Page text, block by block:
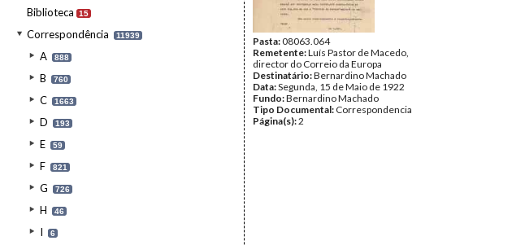
Biblioteca 15
Correspondência 11939
A 888
B 760
C 1663
D 193
E 59
F 821
G 726
H 46
I 6
Pasta:08063.064
Remetente:Luís Pastor de Macedo,
director do Correio da Europa
Destinatário:Bernardino Machado
Data:Segunda, 15 de Maio de 1922
Fundo:Bernardino Machado
Tipo Documental: Correspondencia
Página(s):2